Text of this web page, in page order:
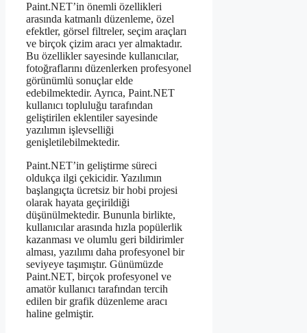
Paint.NET’in önemli özellikleri
arasında katmanlı düzenleme, özel
efektler, görsel filtreler, seçim araçları
ve birçok çizim aracı yer almaktadır.
Bu özellikler sayesinde kullanıcılar,
fotoğraflarını düzenlerken profesyonel
görünümlü sonuçlar elde
edebilmektedir. Ayrıca, Paint.NET
kullanıcı topluluğu tarafından
geliştirilen eklentiler sayesinde
yazılımın işlevselliği
genişletilebilmektedir.
Paint.NET’in geliştirme süreci
oldukça ilgi çekicidir. Yazılımın
başlangıçta ücretsiz bir hobi projesi
olarak hayata geçirildiği
düşünülmektedir. Bununla birlikte,
kullanıcılar arasında hızla popülerlik
kazanması ve olumlu geri bildirimler
alması, yazılımı daha profesyonel bir
seviyeye taşımıştır. Günümüzde
Paint.NET, birçok profesyonel ve
amatör kullanıcı tarafından tercih
edilen bir grafik düzenleme aracı
haline gelmiştir.